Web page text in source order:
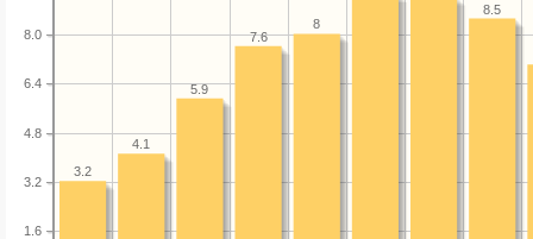
1.6
3.2
4.8
6.4
8.0
8.5
8
7.6
5.9
4.1
3.2